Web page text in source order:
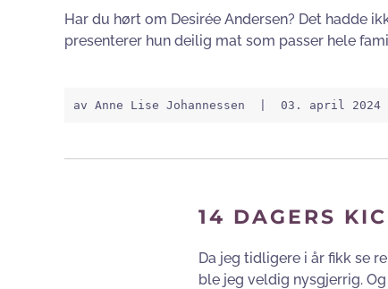
Har du hørt om Desirée Andersen? Det hadde
presenterer hun deilig mat som passer hele
av Anne Lise Johannessen |  03. april 2024
14 DAGERS
Da jeg tidligere i år fikk se
ble jeg veldig nysgjerrig.